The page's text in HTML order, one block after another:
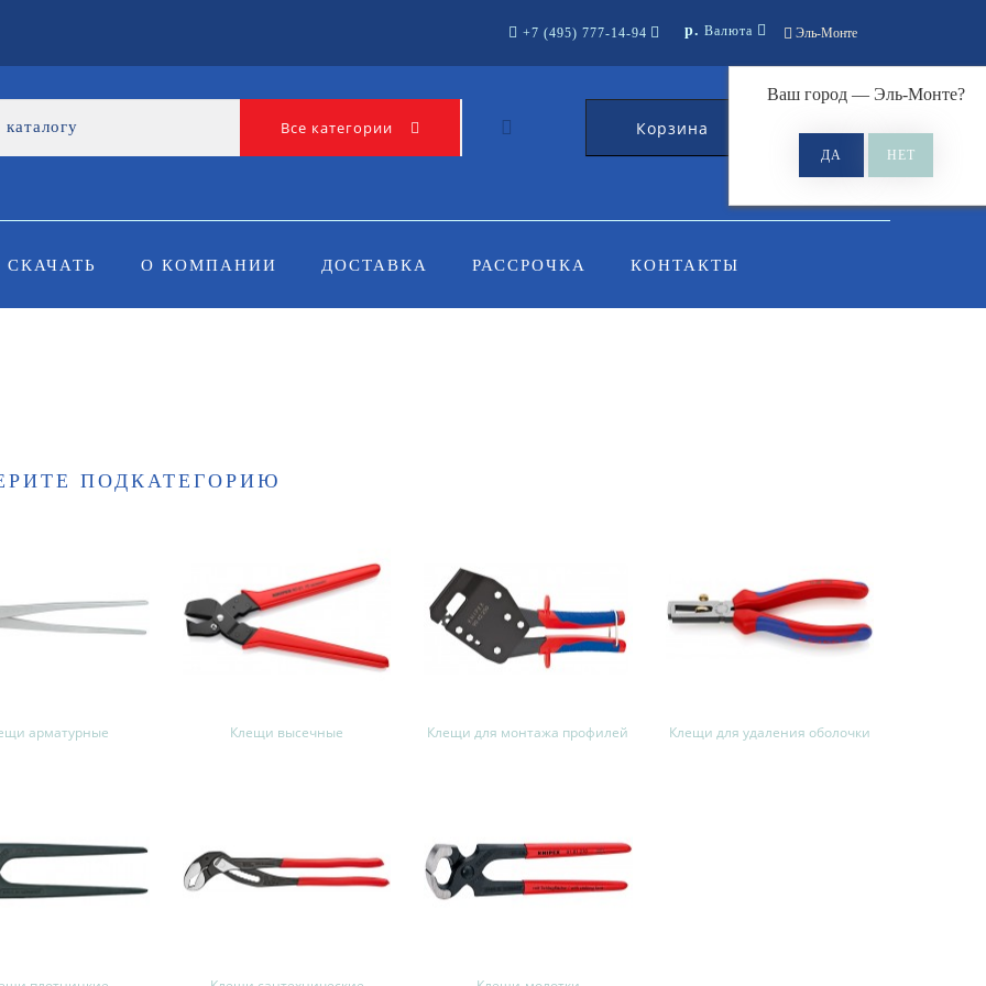
Эль-Монте
Ваш город — Эль-Монте?
+7 (495) 777-14-94 р. Валюта
Все категории Корзина 0
СКАЧАТЬ О КОМПАНИИ ДОСТАВКА РАССРОЧКА КОНТАКТЫ
ПОДКАТЕГОРИЮ
арматурные Клещи высечные Клещи для монтажа профилей Клещи для удаления оболочки